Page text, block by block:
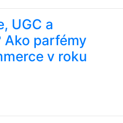
UGC a
Ako parfémy
v roku